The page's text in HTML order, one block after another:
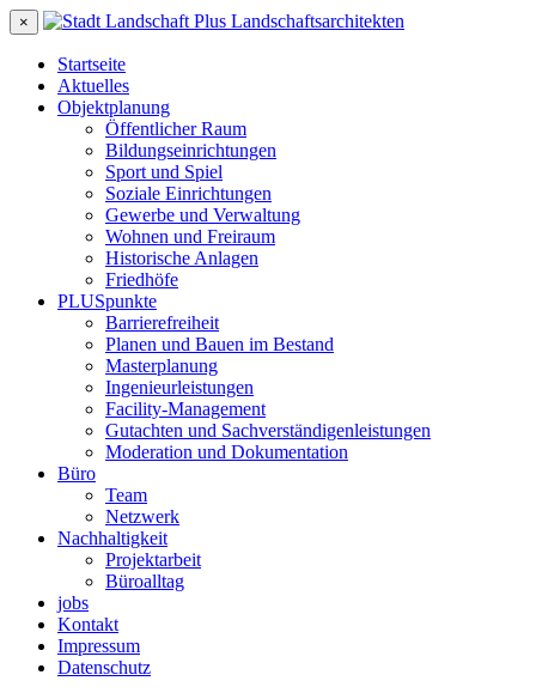
×
Startseite
Aktuelles
Objektplanung
Öffentlicher Raum
Bildungseinrichtungen
Sport und Spiel
Soziale Einrichtungen
Gewerbe und Verwaltung
Wohnen und Freiraum
Historische Anlagen
Friedhöfe
PLUSpunkte
Barrierefreiheit
Planen und Bauen im Bestand
Masterplanung
Ingenieurleistungen
Facility-Management
Gutachten und Sachverständigenleistungen
Moderation und Dokumentation
Büro
Team
Netzwerk
Nachhaltigkeit
Projektarbeit
Büroalltag
jobs
Kontakt
Impressum
Datenschutz